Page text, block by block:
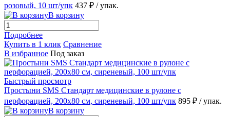
розовый, 10 шт/упк 437 ₽ / упак.
В корзину
Подробнее
Купить в 1 клик Сравнение
В избранное Под заказ
Быстрый просмотр
Простыни SMS Стандарт медицинские в рулоне с
перфорацией, 200х80 см, сиреневый, 100 шт/упк 895 ₽ / упак.
В корзину